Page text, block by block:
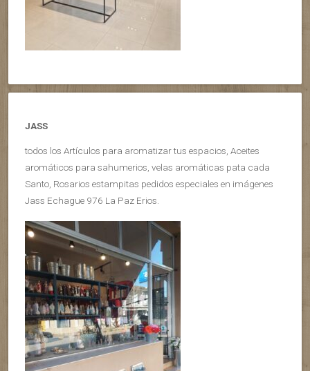
JASS
todos los Artículos para aromatizar tus espacios, Aceites
aromáticos para sahumerios, velas aromáticas pata cada
Santo, Rosarios estampitas pedidos especiales en imágenes
Jass Echague 976 La Paz Erios.